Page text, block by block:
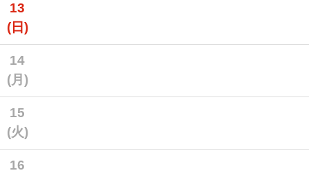
13
(日)
14
(月)
15
(火)
16